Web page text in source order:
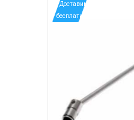
*Доставим
бесплатно